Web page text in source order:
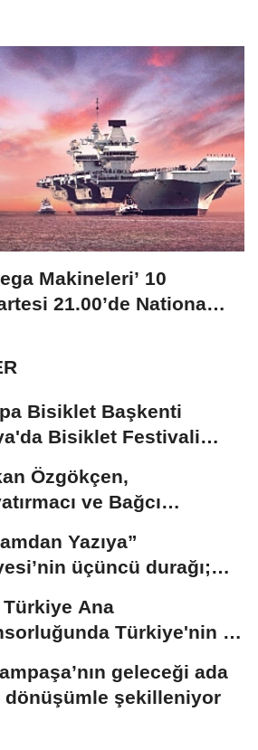
Makineleri’ 10
21.00’de National
Bisiklet Başkenti
Bisiklet Festivali
Başladı
Özgökçen,
ve Bağcı
Yazıya”
üçüncü durağı;
Türkiye Ana
Türkiye'nin İlk
geleceği ada
dönüşümle şekilleniyor